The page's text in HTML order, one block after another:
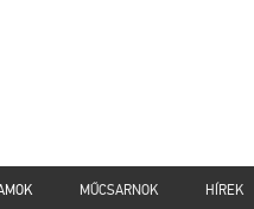
MŰCSARNOK HÍREK